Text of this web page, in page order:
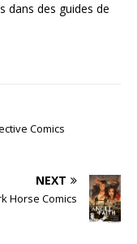
dans des guides de
Comics
NEXT
Horse Comics